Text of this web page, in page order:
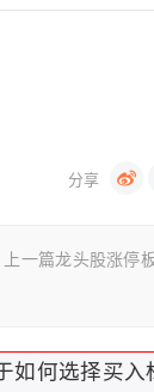
一篇龙头股涨停
如何选择买入